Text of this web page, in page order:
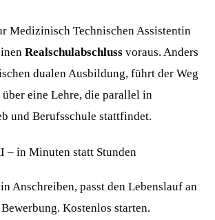
Medizinisch Technischen Assistentin
Realschulabschluss voraus. Anders
dualen Ausbildung, führt der Weg
eine Lehre, die parallel in
und Berufsschule stattfindet.
– in Minuten statt Stunden
Anschreiben, passt den Lebenslauf an
Kostenlos starten.